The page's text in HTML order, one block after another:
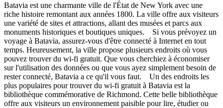
Batavia est une charmante ville de l'État de New York avec une
riche histoire remontant aux années 1800. La ville offre aux visiteurs
une variété de sites et attractions, allant des musées et parcs aux
monuments historiques et boutiques uniques. Si vous prévoyez un
voyage à Batavia, assurez-vous d'être connecté à Internet en tout
temps. Heureusement, la ville propose plusieurs endroits où vous
pouvez trouver du wi-fi gratuit. Que vous cherchiez à économiser
sur l'utilisation des données ou que vous ayez simplement besoin de
rester connecté, Batavia a ce qu'il vous faut. Un des endroits les
plus populaires pour trouver du wi-fi gratuit à Batavia est la
bibliothèque commémorative de Richmond. Cette belle bibliothèque
offre aux visiteurs un environnement paisible pour lire, étudier ou